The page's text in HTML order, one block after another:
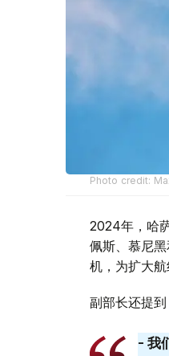
Photo credit:
2024年，哈
佩斯、慕尼
机，为扩大航
副部长还提
- 我